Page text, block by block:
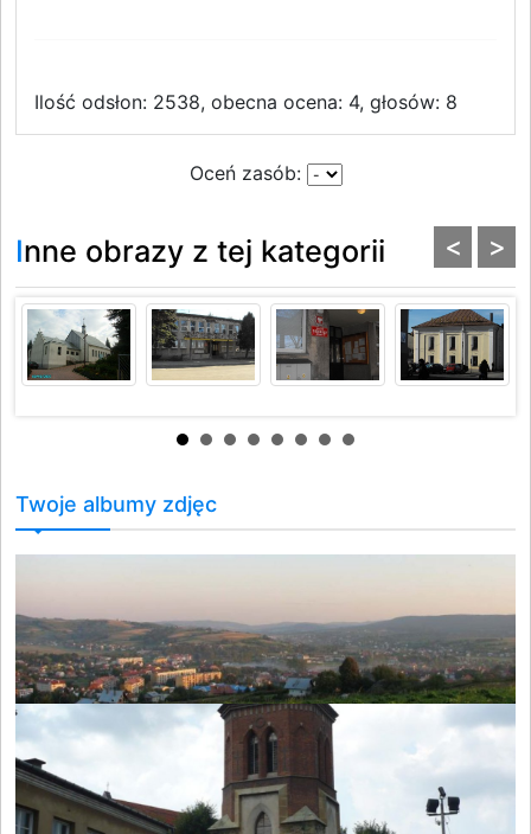
Ilość odsłon: 2538, obecna ocena: 4, głosów: 8
Oceń zasób:
Inne obrazy z tej kategorii < >
Twoje albumy zdjęc